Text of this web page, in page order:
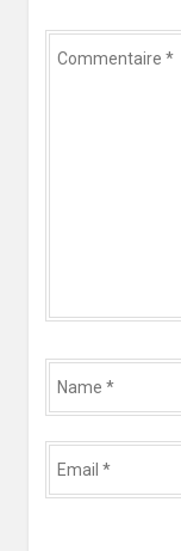
Commentaire
Name
*
Email
*